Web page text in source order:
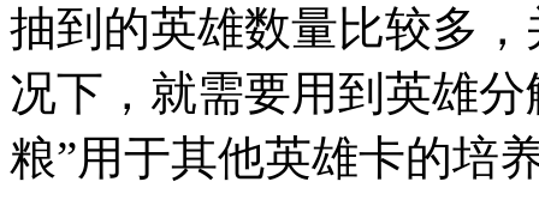
抽到的英雄数量比较多
况下，就需要用到英雄
粮”用于其他英雄卡的培